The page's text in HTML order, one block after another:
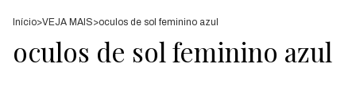
Início>VEJA MAIS>oculos de sol feminino azul
oculos de sol feminino azul